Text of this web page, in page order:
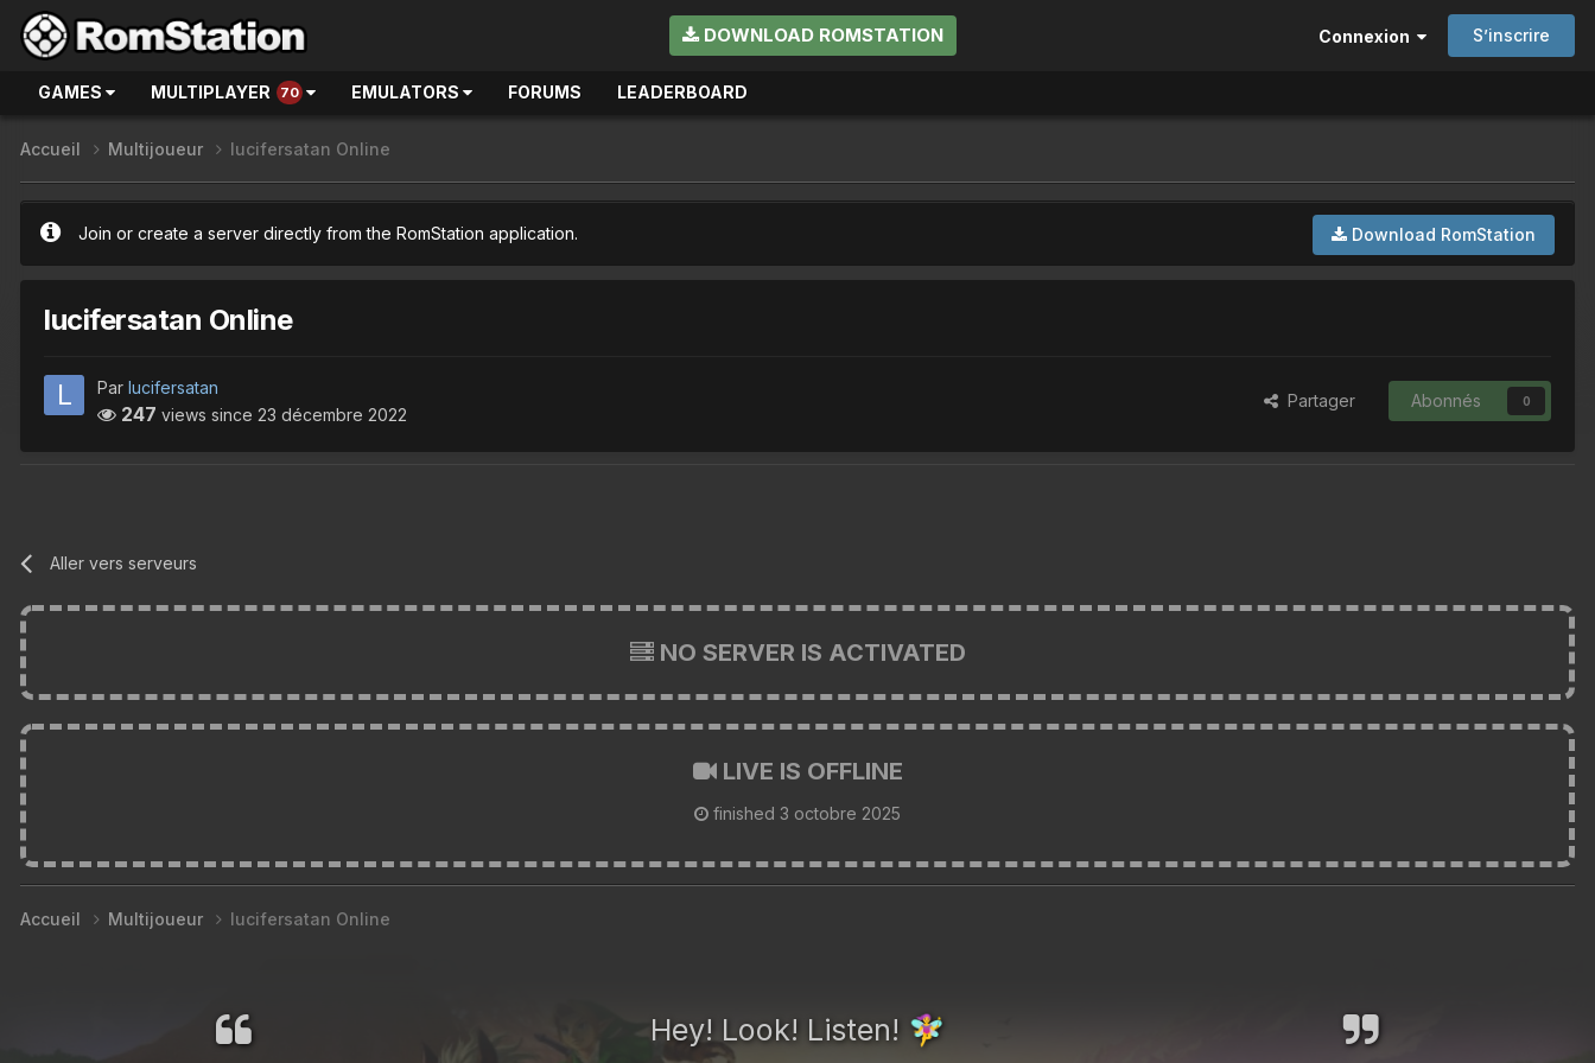
DOWNLOAD ROMSTATION Connexion S’inscrire
GAMES MULTIPLAYER 70 EMULATORS FORUMS LEADERBOARD
Accueil Multijoueur lucifersatan Online
Download RomStation
Join or create a server directly from the RomStation application.
lucifersatan Online
Par lucifersatan
247 views since 23 décembre 2022
Partager Abonnés 0
Aller vers serveurs
NO SERVER IS ACTIVATED
LIVE IS OFFLINE
finished 3 octobre 2025
Accueil Multijoueur lucifersatan Online
Hey! Look! Listen! 🧚‍♀️